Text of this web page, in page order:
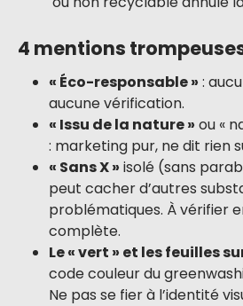
4 mentions
« Éco-responsable » :
aucune vérification.
« Issu de la nature » ou «
: marketing pur, ne dit rien
« Sans X » isolé (sans
peut cacher d’autres
problématiques. À vérifier
complète.
Le « vert » et les feuilles
code couleur du
Ne pas se fier à l’identité